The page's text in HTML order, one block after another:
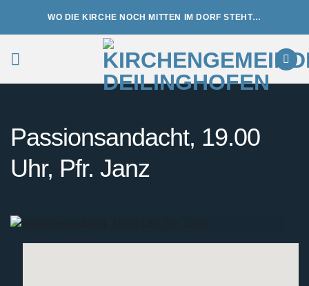
WO DIE KIRCHE NOCH MITTEN IM DORF STEHT…
Passionsandacht, 19.00
Uhr, Pfr. Janz